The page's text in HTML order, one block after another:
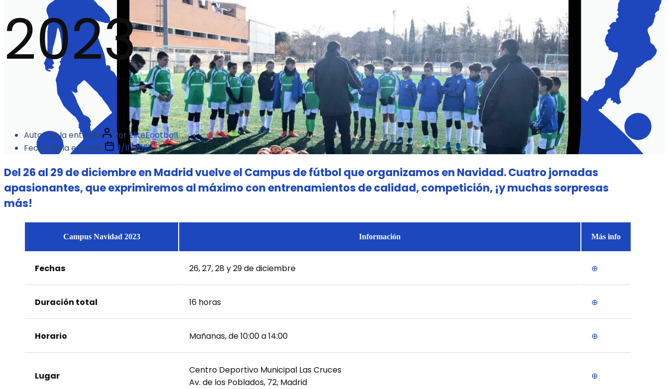
2023
Autor de la entrada Por EliteFootball
Fecha de la entrada
11/11/2023
Del 26 al 29 de diciembre en Madrid vuelve el Campus de fútbol que organizamos en Navidad. Cuatro jornadas
apasionantes, que exprimiremos al máximo con entrenamientos de calidad, competición, ¡y muchas sorpresas
más!
Campus Navidad 2023 Información Más info
Fechas 26, 27, 28 y 29 de diciembre ⊕
Duración total 16 horas ⊕
Horario Mañanas, de 10:00 a 14:00 ⊕
Lugar
Centro Deportivo Municipal Las Cruces
Av. de los Poblados, 72, Madrid
⊕